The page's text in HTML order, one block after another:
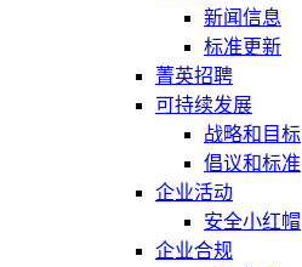
新闻信息
标准更新
菁英招聘
可持续发展
战略和目标
倡议和标准
企业活动
安全小红帽
企业合规